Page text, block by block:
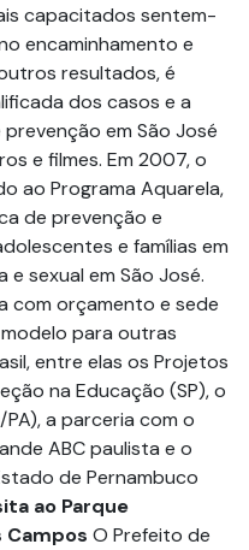
capacitados sentem-
encaminhamento e
resultados, é
dos casos e a
em São José
e filmes. Em 2007, o
ao Programa Aquarela,
de prevenção e
e famílias em
sexual em São José.
com orçamento e sede
para outras
entre elas os Projetos
na Educação (SP), o
a parceria com o
ABC paulista e o
de Pernambuco
ao Parque
Campos O Prefeito de